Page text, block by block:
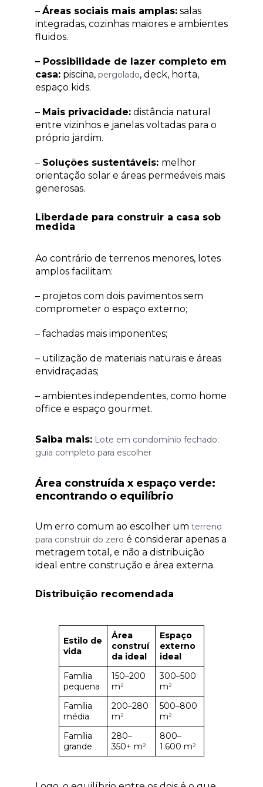
– Áreas sociais mais amplas: salas
integradas, cozinhas maiores e ambientes
fluidos.
– Possibilidade de lazer completo em
casa: piscina, pergolado, deck, horta,
espaço kids.
– Mais privacidade: distância natural
entre vizinhos e janelas voltadas para o
próprio jardim.
– Soluções sustentáveis: melhor
orientação solar e áreas permeáveis mais
generosas.
Liberdade para construir a casa sob
medida
Ao contrário de terrenos menores, lotes
amplos facilitam:
– projetos com dois pavimentos sem
comprometer o espaço externo;
– fachadas mais imponentes;
– utilização de materiais naturais e áreas
envidraçadas;
– ambientes independentes, como home
office e espaço gourmet.
Saiba mais: Lote em condomínio fechado:
guia completo para escolher
Área construída x espaço verde:
encontrando o equilíbrio
Um erro comum ao escolher um terreno
para construir do zero é considerar apenas a
metragem total, e não a distribuição
ideal entre construção e área externa.
Distribuição recomendada
Estilo de
vida
Área
construí
da ideal
Espaço
externo
ideal
Família
pequena
150–200
m²
300–500
m²
Família
média
200–280
m²
500–800
m²
Família
grande
280–
350+ m²
800–
1.600 m²